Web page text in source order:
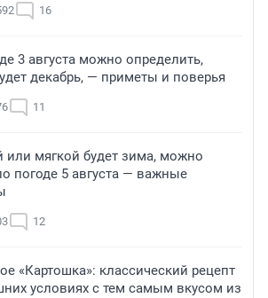
16
3 августа можно определить,
декабрь, — приметы и поверья
11
или мягкой будет зима, можно
погоде 5 августа — важные
12
«Картошка»: классический рецепт
условиях с тем самым вкусом из